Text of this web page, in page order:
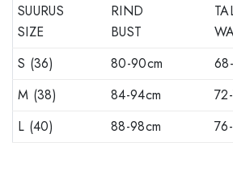
SUURUS
SIZE
RIND
BUST
S (36)
80-90cm
M (38)
84-94cm
L (40)
88-98cm